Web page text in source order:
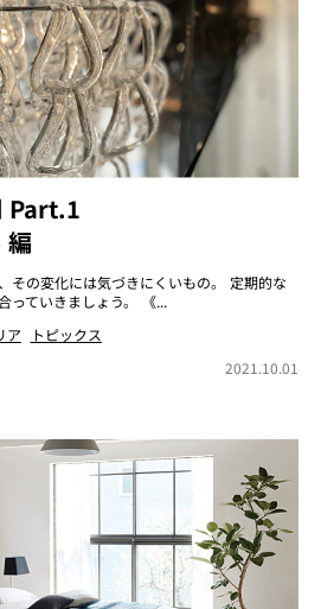
Part.1
編
その変化には気づきにくいもの。 定期的な
っていきましょう。 《...
ア
トピックス
2021.10.01